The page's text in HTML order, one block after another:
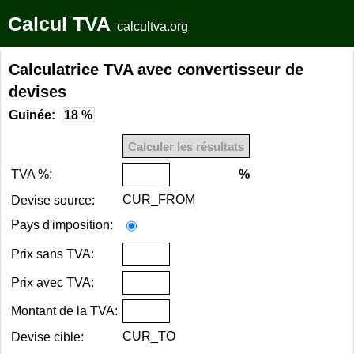
Calcul TVA calcultva.org
Calculatrice TVA avec convertisseur de
devises
Guinée: 18 %
TVA %:
%
Devise source:
CUR_FROM
Pays d'imposition:
Prix sans TVA:
Prix avec TVA:
Montant de la TVA:
Devise cible:
CUR_TO